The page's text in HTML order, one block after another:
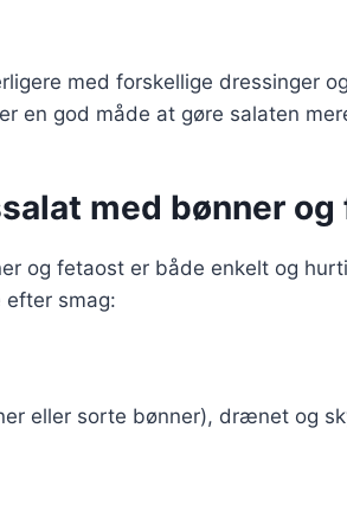
med forskellige dressinger
en god måde at gøre salaten
med bønner
og fetaost er både enkelt og
efter smag:
eller sorte bønner), drænet og